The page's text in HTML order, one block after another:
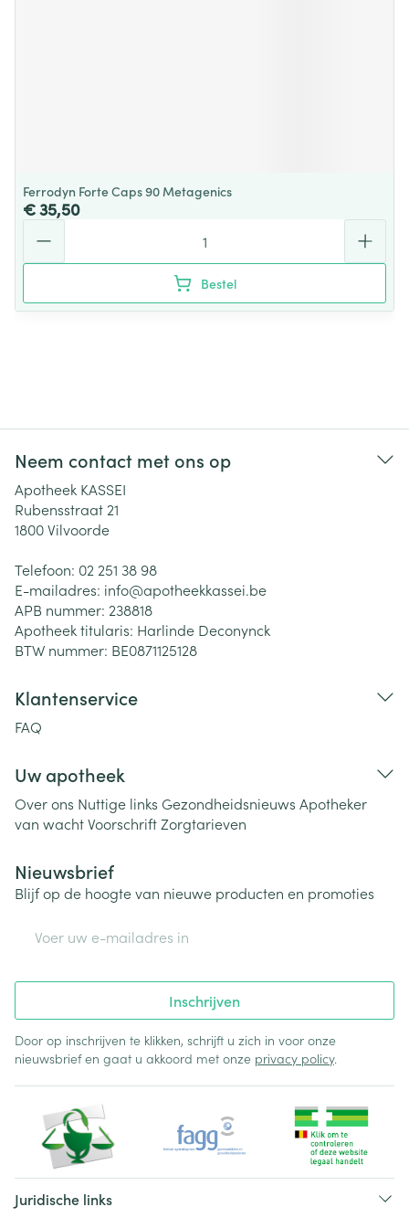
Ferrodyn Forte Caps 90 Metagenics
€ 35,50
Bestel
Neem contact met ons op
Apotheek KASSEI
Rubensstraat 21
1800Vilvoorde
Telefoon: 02 251 38 98
E-mailadres: info@apotheekkassei.be
APB nummer: 238818
Apotheek titularis: Harlinde Deconynck
BTW nummer: BE0871125128
Klantenservice
FAQ
Uw apotheek
Over ons Nuttige links Gezondheidsnieuws Apotheker
van wachtVoorschriftZorgtarieven
Nieuwsbrief
Blijf op de hoogte van nieuwe producten en promoties
Inschrijven
Door op inschrijven te klikken, schrijft u zich in voor onze
nieuwsbrief en gaat u akkoord met onze privacy policy.
Juridische links